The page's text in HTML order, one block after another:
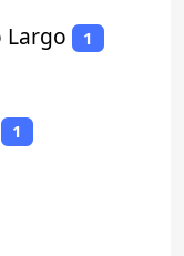
Largo 1
1